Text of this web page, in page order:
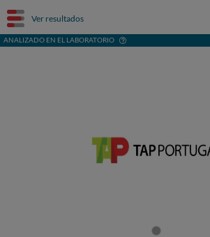
Ver resultados
ANALIZADO EN EL LABORATORIO